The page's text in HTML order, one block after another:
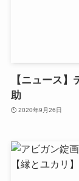
【ニュース
助
2020年9月26日